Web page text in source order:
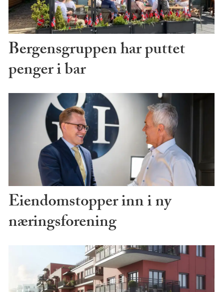
Bergensgruppen har puttet
penger i bar
Eiendomstopper inn i ny
næringsforening